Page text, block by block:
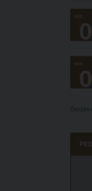
sze.
sze.
Összes